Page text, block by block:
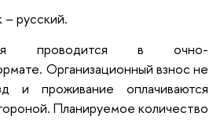
– русский.
проводится в очно-
Организационный взнос не
и проживание оплачиваются
Планируемое количество